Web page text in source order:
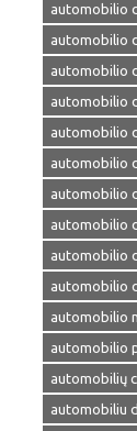
automobilio
automobilio
automobilio
automobilio
automobilio
automobilio
automobilio
automobilio
automobilio
automobilio
automobilio
automobilio
automobilių
automobiliu